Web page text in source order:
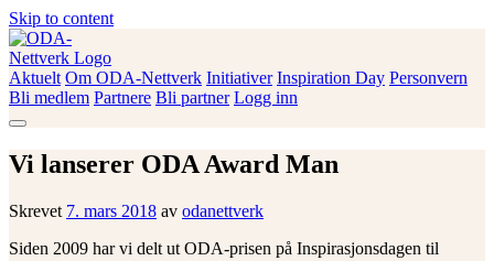
Skip to content
ODA-Nettverk
Aktuelt Om ODA-Nettverk Initiativer Inspiration Day Personvern
Bli medlem Partnere Bli partner Logg inn
Vi lanserer ODA Award Man
Skrevet 7. mars 2018 av odanettverk
Siden 2009 har vi delt ut ODA-prisen på Inspirasjonsdagen til